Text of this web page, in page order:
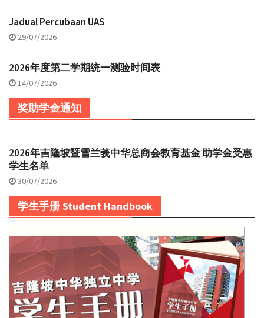
Jadual Percubaan UAS
29/07/2026
2026年度第二学期统一测验时间表
14/07/2026
奖助学金通知
2026年吉隆坡暨雪兰莪中华总商会教育基金 助学金受惠
学生名单
30/07/2026
学生手册 Student Handbook